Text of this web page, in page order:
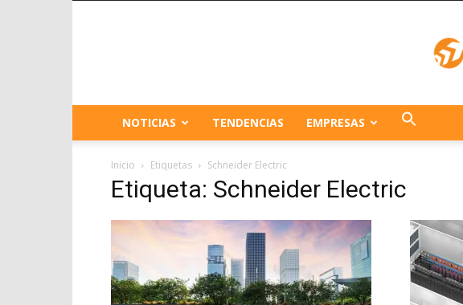
NOTICIAS TENDENCIAS EMPRESAS
Inicio Etiquetas Schneider Electric
Etiqueta: Schneider Electric